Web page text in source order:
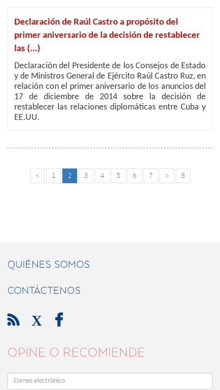
Declaración de Raúl Castro a propósito del
primer aniversario de la decisión de restablecer
las (...)
Declaración del Presidente de los Consejos de Estado
y de Ministros General de Ejército Raúl Castro Ruz, en
relación con el primer aniversario de los anuncios del
17 de diciembre de 2014 sobre la decisión de
restablecer las relaciones diplomáticas entre Cuba y
EE.UU.
< 1 2 3 4 5 6 7 > 8
QUIÉNES SOMOS
CONTÁCTENOS
 X 
OPINE O RECOMIENDE